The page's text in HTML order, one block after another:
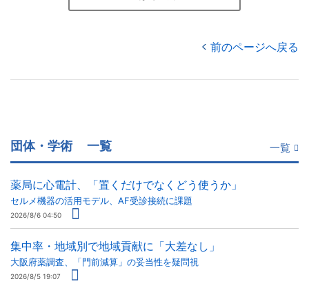
前のページへ戻る
団体・学術 一覧 一覧
薬局に心電計、「置くだけでなくどう使うか」
セルメ機器の活用モデル、AF受診接続に課題
2026/8/6 04:50
集中率・地域別で地域貢献に「大差なし」
大阪府薬調査、「門前減算」の妥当性を疑問視
2026/8/5 19:07